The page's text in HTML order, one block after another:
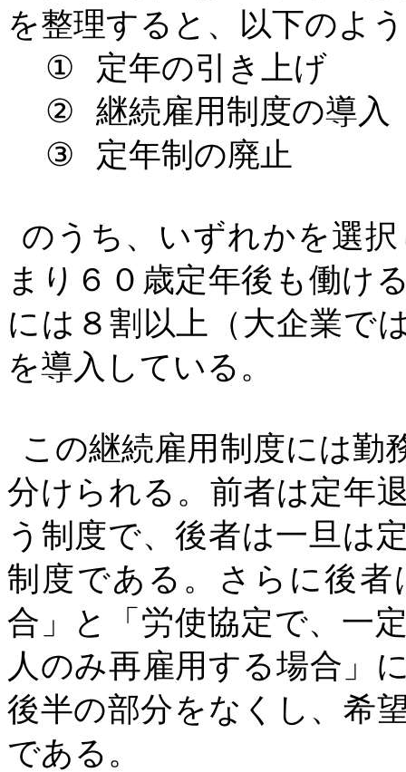
を整理すると、以下のよ
①
定年の引き上げ
②
継続雇用制度の導入
③
定年制の廃止
のうち、いずれかを選
まり６０歳定年後も働け
には８割以上（大企業で
を導入している。
この継続雇用制度には勤
分けられる。前者は定年
う制度で、後者は一旦は
制度である。さらに後
合」と「労使協定で、一
人のみ再雇用する場合」
後半の部分をなくし、希
である。